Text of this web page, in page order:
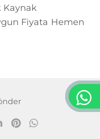
Kaynak
Fiyata Hemen